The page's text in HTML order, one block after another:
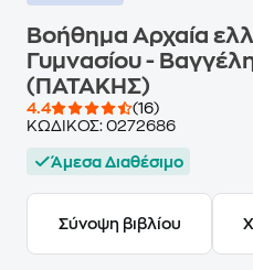
Βοήθημα Αρχαία
Γυμνασίου -
(ΠΑΤΑΚΗΣ)
4.4
(16)
ΚΩΔΙΚΟΣ: 0272686
Άμεσα Διαθέσιμο
Σύνοψη βιβλίου